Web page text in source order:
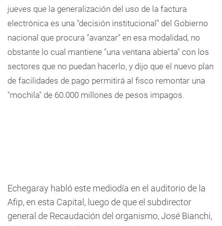
jueves que la generalización del uso de la factura
electrónica es una "decisión institucional" del Gobierno
nacional que procura "avanzar" en esa modalidad, no
obstante lo cual mantiene "una ventana abierta" con los
sectores que no puedan hacerlo, y dijo que el nuevo plan
de facilidades de pago permitirá al fisco remontar una
"mochila" de 60.000 millones de pesos impagos.
Echegaray habló este mediodía en el auditorio de la
Afip, en esta Capital, luego de que el subdirector
general de Recaudación del organismo, José Bianchi,